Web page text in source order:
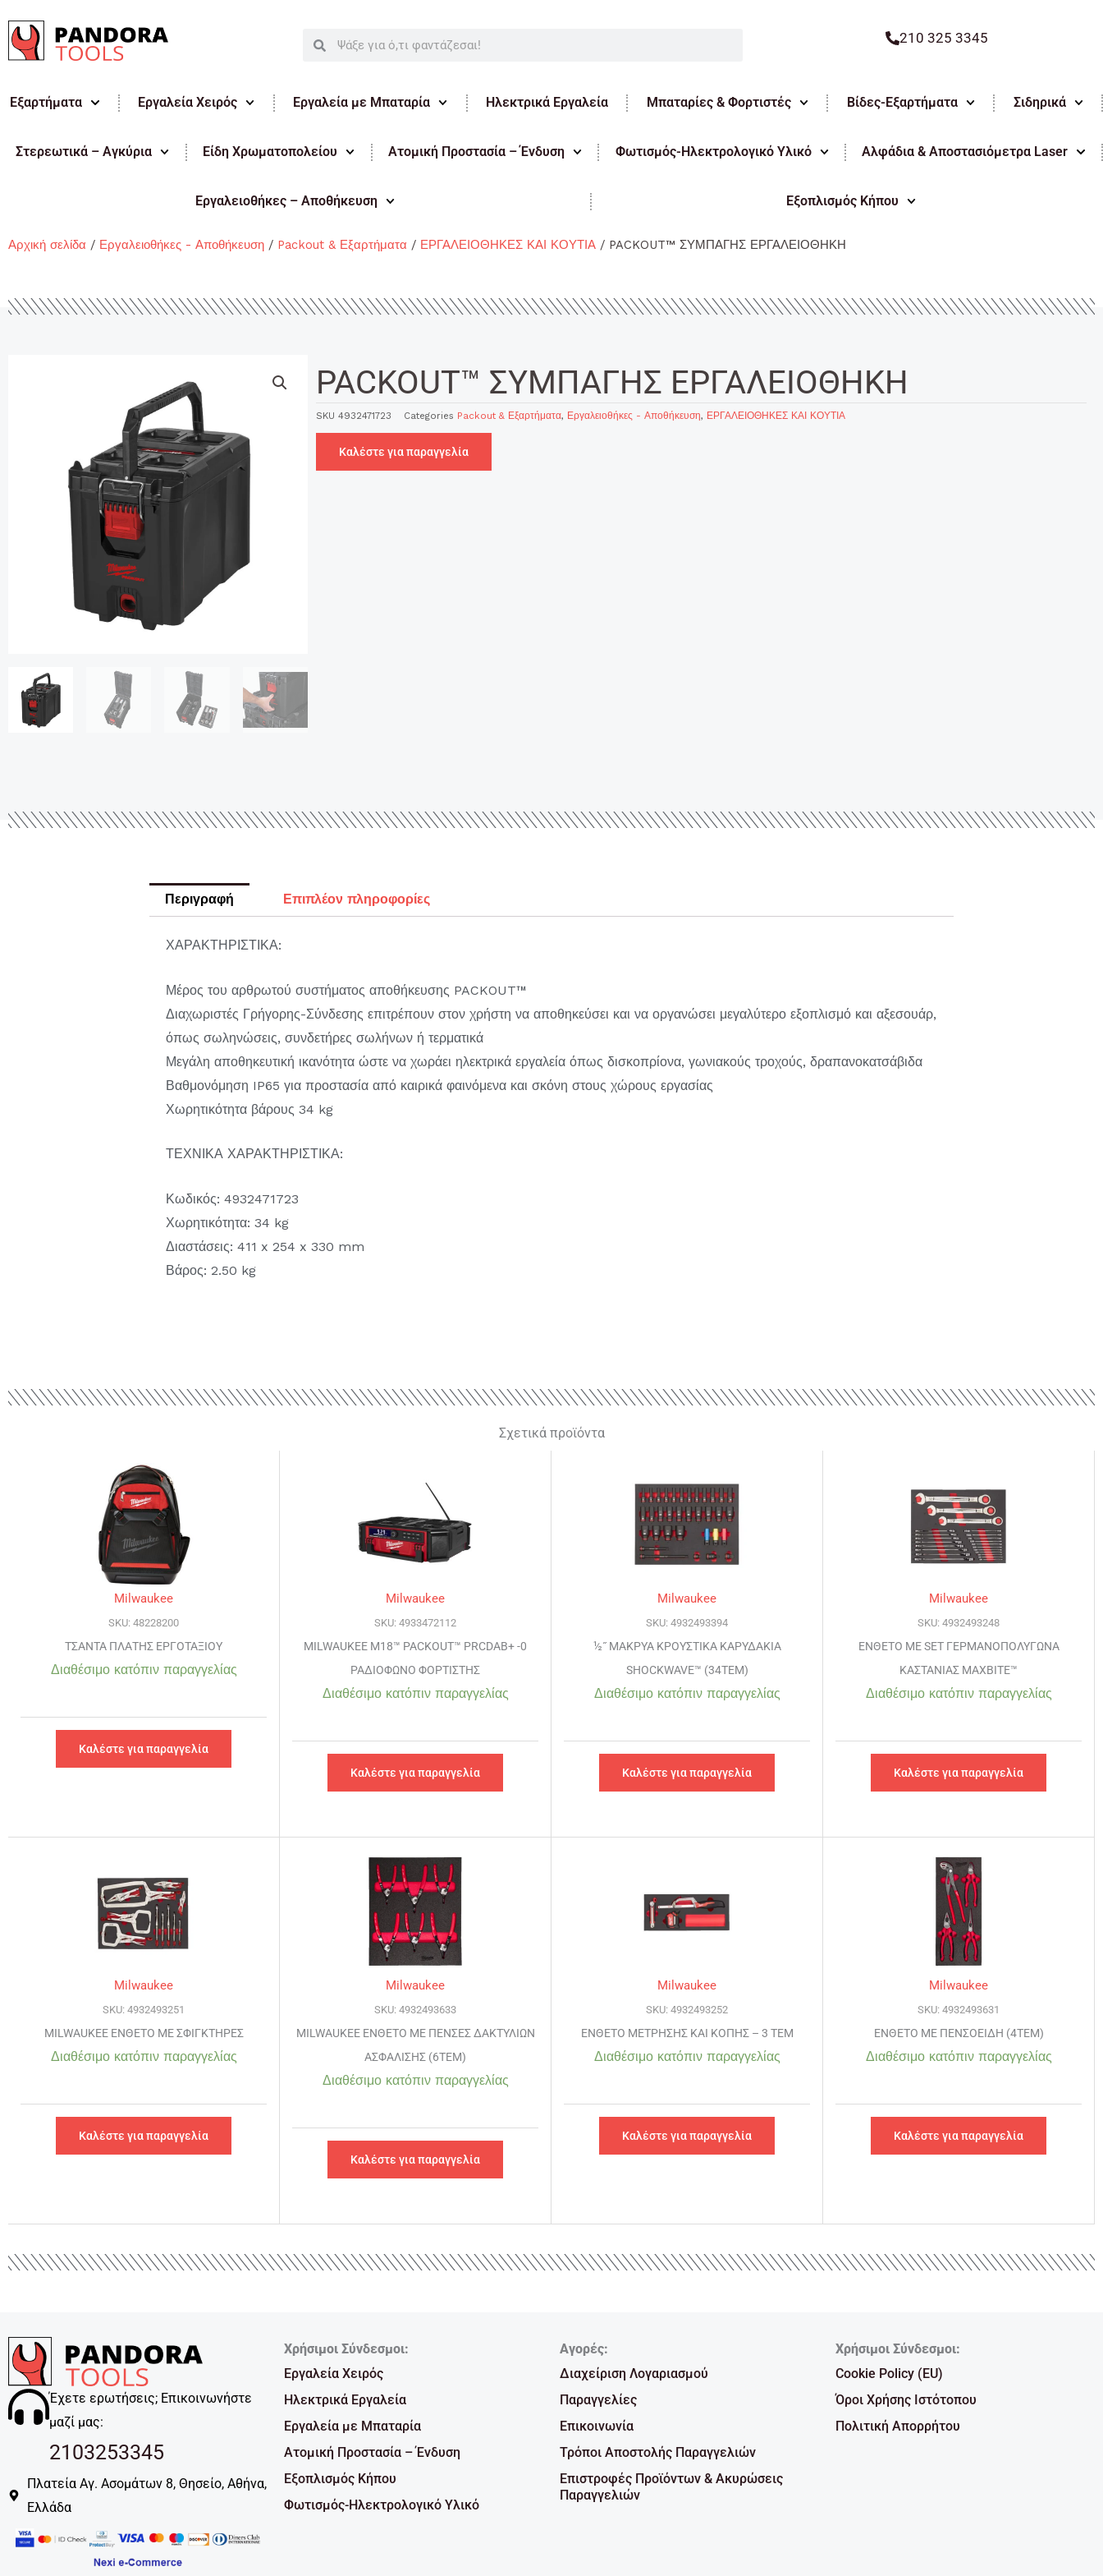
στο
περιεχόμενο
SearchSearch 210 325 3345
Εξαρτήματα Εργαλεία Χειρός Εργαλεία με Μπαταρία Ηλεκτρικά Εργαλεία Μπαταρίες & Φορτιστές Βίδες-Εξαρτήματα Σιδηρικά
Στερεωτικά – Αγκύρια Είδη Χρωματοπολείου Ατομική Προστασία – Ένδυση Φωτισμός-Ηλεκτρολογικό Υλικό Αλφάδια & Αποστασιόμετρα Laser
Εργαλειοθήκες – Αποθήκευση Εξοπλισμός Κήπου
Αρχική σελίδα / Εργαλειοθήκες - Αποθήκευση / Packout & Εξαρτήματα / ΕΡΓΑΛΕΙΟΘΗΚΕΣ ΚΑΙ ΚΟΥΤΙΑ / PACKOUT™ ΣΥΜΠΑΓΗΣ ΕΡΓΑΛΕΙΟΘΗΚΗ
PACKOUT™ ΣΥΜΠΑΓΗΣ ΕΡΓΑΛΕΙΟΘΗΚΗ
SKU 4932471723 Categories Packout & Εξαρτήματα, Εργαλειοθήκες - Αποθήκευση, ΕΡΓΑΛΕΙΟΘΗΚΕΣ ΚΑΙ ΚΟΥΤΙΑ
Καλέστε για παραγγελία
Περιγραφή Επιπλέον πληροφορίες
ΧΑΡΑΚΤΗΡΙΣΤΙΚΑ:
Μέρος του αρθρωτού συστήματος αποθήκευσης PACKOUT™
Διαχωριστές Γρήγορης-Σύνδεσης επιτρέπουν στον χρήστη να αποθηκεύσει και να οργανώσει μεγαλύτερο εξοπλισμό και αξεσουάρ,
όπως σωληνώσεις, συνδετήρες σωλήνων ή τερματικά
Μεγάλη αποθηκευτική ικανότητα ώστε να χωράει ηλεκτρικά εργαλεία όπως δισκοπρίονα, γωνιακούς τροχούς, δραπανοκατσάβιδα
Βαθμονόμηση IP65 για προστασία από καιρικά φαινόμενα και σκόνη στους χώρους εργασίας
Χωρητικότητα βάρους 34 kg
ΤΕΧΝΙΚΑ ΧΑΡΑΚΤΗΡΙΣΤΙΚΑ:
Κωδικός: 4932471723
Χωρητικότητα: 34 kg
Διαστάσεις: 411 x 254 x 330 mm
Βάρος: 2.50 kg
Σχετικά προϊόντα
Milwaukee
SKU: 48228200
ΤΣΑΝΤΑ ΠΛΑΤΗΣ ΕΡΓΟΤΑΞΙΟΥ
Διαθέσιμο κατόπιν παραγγελίας
Καλέστε για παραγγελία
Milwaukee
SKU: 4933472112
MILWAUKEE M18™ PACKOUT™ PRCDAB+ -0
ΡΑΔΙΟΦΩΝΟ ΦΟΡΤΙΣΤΗΣ
Διαθέσιμο κατόπιν παραγγελίας
Καλέστε για παραγγελία
Milwaukee
SKU: 4932493394
½˝ ΜΑΚΡΥΑ ΚΡΟΥΣΤΙΚΑ ΚΑΡΥΔΑΚΙΑ
SHOCKWAVE™ (34ΤΕΜ)
Διαθέσιμο κατόπιν παραγγελίας
Καλέστε για παραγγελία
Milwaukee
SKU: 4932493248
ΕΝΘΕΤΟ ΜΕ SET ΓΕΡΜΑΝΟΠΟΛΥΓΩΝΑ
ΚΑΣΤΑΝΙΑΣ MAXBITE™
Διαθέσιμο κατόπιν παραγγελίας
Καλέστε για παραγγελία
Milwaukee
SKU: 4932493251
MILWAUKEE ΕΝΘΕΤΟ ΜΕ ΣΦΙΓΚΤΗΡΕΣ
Διαθέσιμο κατόπιν παραγγελίας
Καλέστε για παραγγελία
Milwaukee
SKU: 4932493633
MILWAUKEE ΕΝΘΕΤΟ ΜΕ ΠΕΝΣΕΣ ΔΑΚΤΥΛΙΩΝ
ΑΣΦΑΛΙΣΗΣ (6ΤΕΜ)
Διαθέσιμο κατόπιν παραγγελίας
Καλέστε για παραγγελία
Milwaukee
SKU: 4932493252
ΕΝΘΕΤΟ ΜΕΤΡΗΣΗΣ ΚΑΙ ΚΟΠΗΣ – 3 ΤΕΜ
Διαθέσιμο κατόπιν παραγγελίας
Καλέστε για παραγγελία
Milwaukee
SKU: 4932493631
ΕΝΘΕΤΟ ΜΕ ΠΕΝΣΟΕΙΔΗ (4ΤΕΜ)
Διαθέσιμο κατόπιν παραγγελίας
Καλέστε για παραγγελία
Έχετε ερωτήσεις; Επικοινωνήστε
μαζί μας:
2103253345
Πλατεία Αγ. Ασομάτων 8, Θησείο, Αθήνα,
Ελλάδα
Χρήσιμοι Σύνδεσμοι:
Εργαλεία Χειρός
Ηλεκτρικά Εργαλεία
Εργαλεία με Μπαταρία
Ατομική Προστασία – Ένδυση
Εξοπλισμός Κήπου
Φωτισμός-Ηλεκτρολογικό Υλικό
Αγορές:
Διαχείριση Λογαριασμού
Παραγγελίες
Επικοινωνία
Τρόποι Αποστολής Παραγγελιών
Επιστροφές Προϊόντων & Ακυρώσεις
Παραγγελιών
Χρήσιμοι Σύνδεσμοι:
Cookie Policy (EU)
Όροι Χρήσης Ιστότοπου
Πολιτική Απορρήτου